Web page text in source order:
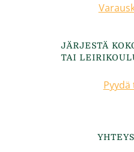
JÄRJESTÄ
TAI